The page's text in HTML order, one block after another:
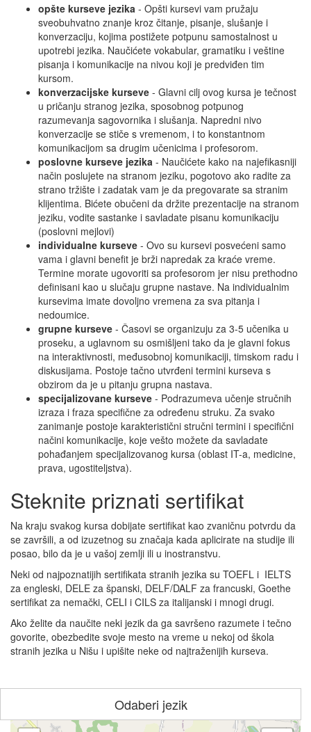
opšte kurseve jezika - Opšti kursevi vam pružaju
sveobuhvatno znanje kroz čitanje, pisanje, slušanje i
konverzaciju, kojima postižete potpunu samostalnost u
upotrebi jezika. Naučićete vokabular, gramatiku i veštine
pisanja i komunikacije na nivou koji je predviđen tim
kursom.
konverzacijske kurseve - Glavni cilj ovog kursa je tečnost
u pričanju stranog jezika, sposobnog potpunog
razumevanja sagovornika i slušanja. Napredni nivo
konverzacije se stiče s vremenom, i to konstantnom
komunikacijom sa drugim učenicima i profesorom.
poslovne kurseve jezika - Naučićete kako na najefikasniji
način poslujete na stranom jeziku, pogotovo ako radite za
strano tržište i zadatak vam je da pregovarate sa stranim
klijentima. Bićete obučeni da držite prezentacije na stranom
jeziku, vodite sastanke i savladate pisanu komunikaciju
(poslovni mejlovi)
individualne kurseve - Ovo su kursevi posvećeni samo
vama i glavni benefit je brži napredak za kraće vreme.
Termine morate ugovoriti sa profesorom jer nisu prethodno
definisani kao u slučaju grupne nastave. Na individualnim
kursevima imate dovoljno vremena za sva pitanja i
nedoumice.
grupne kurseve - Časovi se organizuju za 3-5 učenika u
proseku, a uglavnom su osmišljeni tako da je glavni fokus
na interaktivnosti, međusobnoj komunikaciji, timskom radu i
diskusijama. Postoje tačno utvrđeni termini kurseva s
obzirom da je u pitanju grupna nastava.
specijalizovane kurseve - Podrazumeva učenje stručnih
izraza i fraza specifične za određenu struku. Za svako
zanimanje postoje karakteristični stručni termini i specifični
načini komunikacije, koje vešto možete da savladate
pohađanjem specijalizovanog kursa (oblast IT-a, medicine,
prava, ugostiteljstva).
Steknite priznati sertifikat
Na kraju svakog kursa dobijate sertifikat kao zvaničnu potvrdu da
se završili, a od izuzetnog su značaja kada aplicirate na studije ili
posao, bilo da je u vašoj zemlji ili u inostranstvu.
Neki od najpoznatijih sertifikata stranih jezika su TOEFL i IELTS
za engleski, DELE za španski, DELF/DALF za francuski, Goethe
sertifikat za nemački, CELI i CILS za italijanski i mnogi drugi.
Ako želite da naučite neki jezik da ga savršeno razumete i tečno
govorite, obezbedite svoje mesto na vreme u nekoj od škola
stranih jezika u Nišu i upišite neke od najtraženijih kurseva.
Odaberi jezik